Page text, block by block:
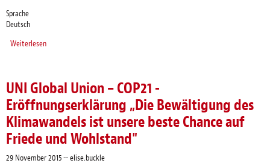
Sprache
Deutsch
Weiterlesen
UNI Global Union – COP21 -
Eröffnungserklärung „Die Bewältigung des
Klimawandels ist unsere beste Chance auf
Friede und Wohlstand"
29 November 2015 -- elise.buckle